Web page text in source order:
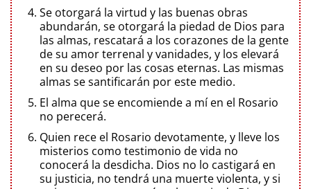
Se otorgará la virtud y las buenas obras
abundarán, se otorgará la piedad de Dios para
las almas, rescatará a los corazones de la gente
de su amor terrenal y vanidades, y los elevará
en su deseo por las cosas eternas. Las mismas
almas se santificarán por este medio.
El alma que se encomiende a mí en el Rosario
no perecerá.
Quien rece el Rosario devotamente, y lleve los
misterios como testimonio de vida no
conocerá la desdicha. Dios no lo castigará en
su justicia, no tendrá una muerte violenta, y si